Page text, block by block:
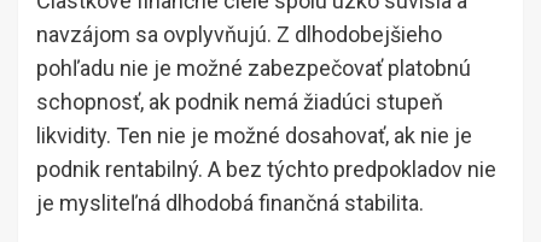
navzájom sa ovplyvňujú. Z dlhodobejšieho
pohľadu nie je možné zabezpečovať platobnú
schopnosť, ak podnik nemá žiadúci stupeň
likvidity. Ten nie je možné dosahovať, ak nie je
podnik rentabilný. A bez týchto predpokladov nie
je mysliteľná dlhodobá finančná stabilita.